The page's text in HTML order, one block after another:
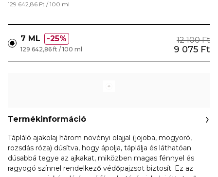
129 642,86 Ft / 100 ml
7 ML 25% 12 100 Ft
9 075 Ft
129 642,86 ft / 100 ml
Termékinformáció
Tápláló ajakolaj három növényi olajjal (jojoba, mogyoró,
rozsdás róza) dúsítva, hogy ápolja, táplálja és láthatóan
dúsabbá tegye az ajkakat, miközben magas fénnyel és
ragyogó színnel rendelkező védőpajzsot biztosít. Ez az